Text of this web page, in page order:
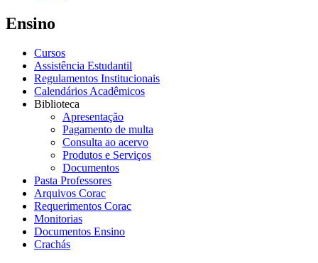
Ensino
Cursos
Assistência Estudantil
Regulamentos Institucionais
Calendários Acadêmicos
Biblioteca
Apresentação
Pagamento de multa
Consulta ao acervo
Produtos e Serviços
Documentos
Pasta Professores
Arquivos Corac
Requerimentos Corac
Monitorias
Documentos Ensino
Crachás